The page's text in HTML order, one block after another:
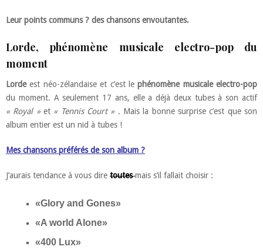
Leur points communs ? des chansons envoutantes.
Lorde, phénomène musicale electro-pop du
moment
Lordeest néo-zélandaise et c’est lephénomène musicale electro-pop
du moment. A seulement 17 ans, elle a déjà deux tubes à son actif
« Royal »et « Tennis Court » . Mais la bonne surprise c’est que son
album entier est un nid à tubes !
Mes chansons préférés de son album ?
J’aurais tendance à vous dire toutes mais s’il fallait choisir :
«Glory and Gones»
«A world Alone»
«400 Lux»